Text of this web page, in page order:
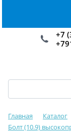
+7
Главная Каталог
Болт (10.9)